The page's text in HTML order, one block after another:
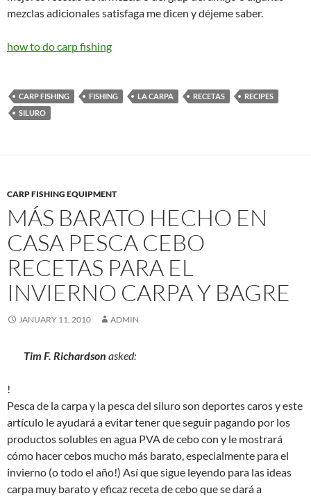
mezclas adicionales satisfaga me dicen y déjeme saber.
how to do carp fishing
CARP FISHING FISHING LA CARPA RECETAS
RECIPES
SILURO
CARP FISHING EQUIPMENT
MÁS BARATO HECHO EN
CASA PESCA CEBO
RECETAS PARA EL
INVIERNO CARPA Y BAGRE
JANUARY 11, 2010 ADMIN
Tim F. Richardson asked:
!
Pesca de la carpa y la pesca del siluro son deportes caros y este
artículo le ayudará a evitar tener que seguir pagando por los
productos solubles en agua PVA de cebo con y le mostrará
cómo hacer cebos mucho más barato, especialmente para el
invierno (o todo el año!) Así que sigue leyendo para las ideas
carpa muy barato y eficaz receta de cebo que se dará a